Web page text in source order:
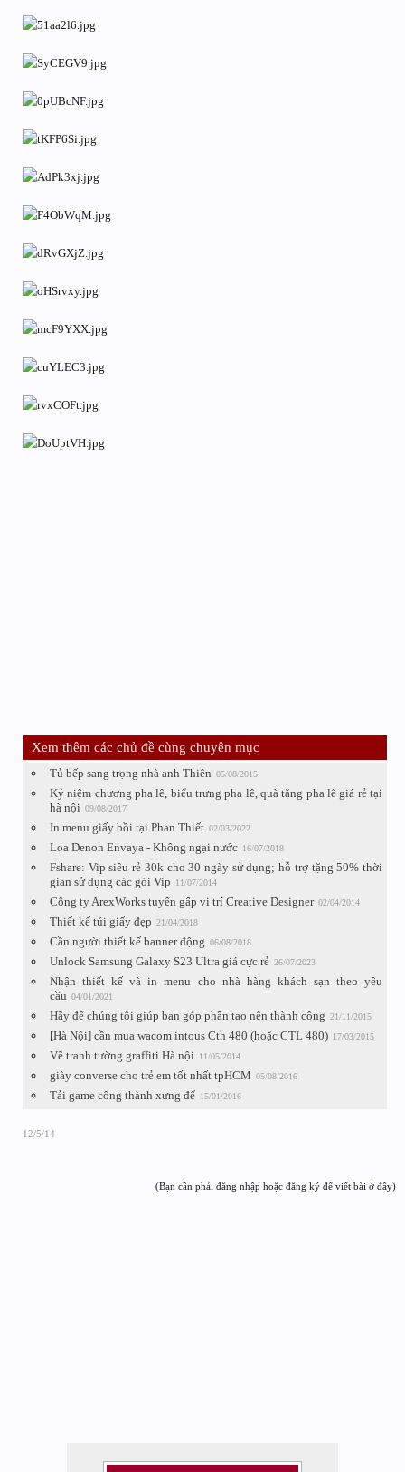
Xem thêm các chủ đề cùng chuyên mục
Tủ bếp sang trọng nhà anh Thiên 05/08/2015
Kỷ niệm chương pha lê, biểu trưng pha lê, quà tặng pha lê giá rẻ tại
hà nội 09/08/2017
In menu giấy bồi tại Phan Thiết 02/03/2022
Loa Denon Envaya - Không ngại nước 16/07/2018
Fshare: Vip siêu rẻ 30k cho 30 ngày sử dụng; hỗ trợ tặng 50% thời
gian sử dụng các gói Vip
11/07/2014
Công ty ArexWorks tuyển gấp vị trí Creative Designer 02/04/2014
Thiết kế túi giấy đẹp 21/04/2018
Cần người thiết kế banner động 06/08/2018
Unlock Samsung Galaxy S23 Ultra giá cực rẻ 26/07/2023
Nhận thiết kế và in menu cho nhà hàng khách sạn theo yêu
cầu 04/01/2021
Hãy để chúng tôi giúp bạn góp phần tạo nên thành công 21/11/2015
[Hà Nội] cần mua wacom intous Cth 480 (hoặc CTL 480) 17/03/2015
Vẽ tranh tường graffiti Hà nội 11/05/2014
giày converse cho trẻ em tốt nhất tpHCM 05/08/2016
Tải game công thành xưng đế 15/01/2016
12/5/14
(Bạn cần phải đăng nhập hoặc đăng ký để viết bài ở đây)